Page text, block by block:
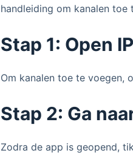
handleiding om kanalen toe
Stap 1: Open
Om kanalen toe te voegen,
Stap 2: Ga
Zodra de app is geopend,